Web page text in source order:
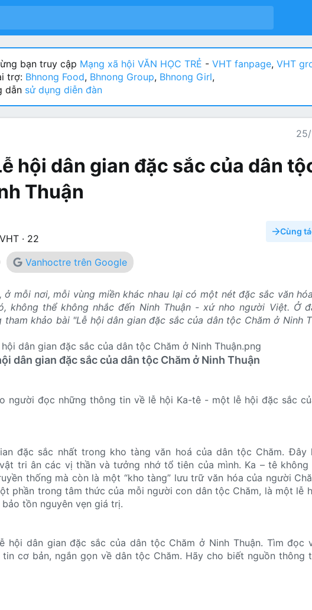
bạn truy cập Mạng xã hội VĂN HỌC TRẺ - VHT fanpage, VHT
trợ: Bhnong Food, Bhnong Group, Bhnong Girl,
dẫn sử dụng diễn đàn
hội dân gian đặc sắc của dân
Thuận
· 22
Cùng
Vanhoctre trên Google
ở mỗi nơi, mỗi vùng miền khác nhau lại có một nét đặc sắc văn
không thể không nhắc đến Ninh Thuận - xứ nho người Việt. Ở
tham khảo bài "Lễ hội dân gian đặc sắc của dân tộc Chăm ở Ninh
dân gian đặc sắc của dân tộc Chăm ở Ninh Thuận
người đọc những thông tin về lễ hội Ka-tê - một lễ hội đặc sắc
đặc sắc nhất trong kho tàng văn hoá của dân tộc Chăm. Đây
tri ân các vị thần và tưởng nhớ tổ tiên của mình. Ka – tê không
thống mà còn là một “kho tàng” lưu trữ văn hóa của người
phần trong tâm thức của mỗi người con dân tộc Chăm, là một lễ
tồn nguyên vẹn giá trị.
hội dân gian đặc sắc của dân tộc Chăm ở Ninh Thuận. Tìm đọc
cơ bản, ngắn gọn về dân tộc Chăm. Hãy cho biết nguồn thông